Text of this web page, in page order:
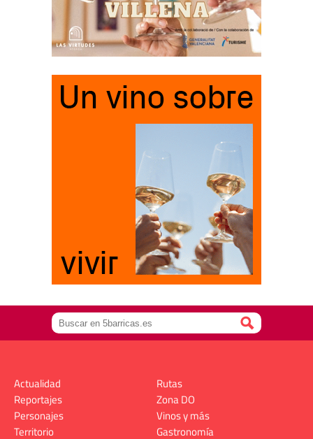
Actualidad
Reportajes
Personajes
Territorio
Rutas
Zona DO
Vinos y más
Gastronomía